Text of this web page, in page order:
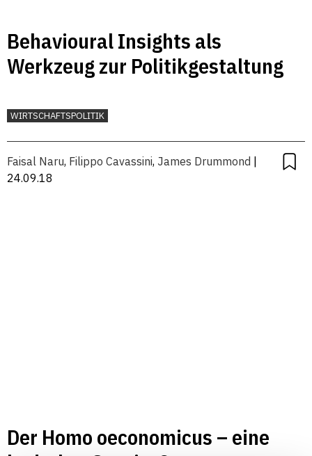
Behavioural Insights als
Werkzeug zur Politikgestaltung
WIRTSCHAFTSPOLITIK
Faisal Naru, Filippo Cavassini, James Drummond
24.09.18
Der Homo oeconomicus – eine